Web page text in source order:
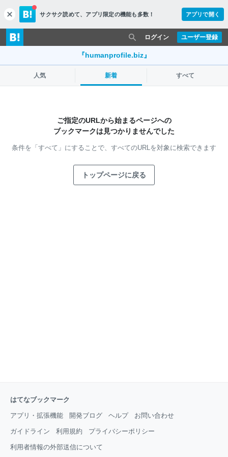
c
l
o
s
サクサク読めて、 アプリ限定の機能も多数！ アプリで開く
ユーザー登録
ログイン
『humanprofile.biz』
人気 新着 すべて
ご指定のURLから始まるページへの
ブックマークは見つかりませんでした
条件を「すべて」にすることで、 すべてのURLを対象に検索できます
トップページに戻る
はてなブックマーク
アプリ・拡張機能 開発ブログ ヘルプ お問い合わせ
ガイドライン 利用規約 プライバシーポリシー
利用者情報の外部送信について